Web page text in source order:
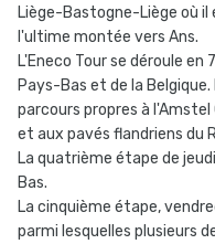
Liège-Bastogne-Liège où
l'ultime montée vers Ans.
L'Eneco Tour se déroule
Pays-Bas et de la
parcours propres à
et aux pavés flandriens du
La quatrième étape de
Bas.
La cinquième étape,
parmi lesquelles plusieurs